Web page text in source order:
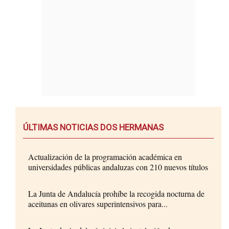
ÚLTIMAS NOTICIAS DOS HERMANAS
Actualización de la programación académica en
universidades públicas andaluzas con 210 nuevos títulos
La Junta de Andalucía prohíbe la recogida nocturna de
aceitunas en olivares superintensivos para...